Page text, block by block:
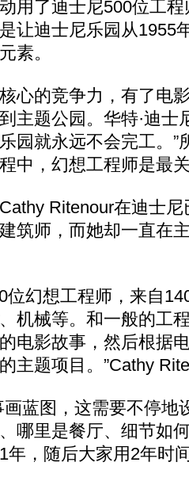
用了迪士尼500位工
让迪士尼乐园从1955
素。
的竞争力，有了电
主题公园。华特·迪士
园就永远不会完工。”
中，幻想工程师是最
Ritenour在迪士尼
筑师，而她却一直在
幻想工程师，来自
机械等。和一般的工
电影故事，然后根据
主题项目。”Cathy
蓝图，这需要不停地
哪里是餐厅、细节如
年，随后大家用2年时